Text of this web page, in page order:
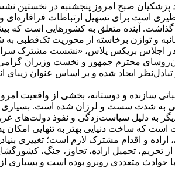
پزشکیان صبح امروز پنجشنبه در نخستین
است برای تسهیل ارتباطات
آینده متعلق به کشورهایی است که
یکجانبه و توازن برخاسته از محوریت
در اجلاس بریکس پلاس، «نشست مشترک
روسای محترم جمهور و نخست وزیران
ایجاد شده و بر اساس عنوان زیبای
سازنده و دوستانه، بخشی از واقعیت
به شدت سست و لرزان شده است. بسیاری از
به دلیل سیاست‌زدگی و نفوذ دولت‌های
که ساخت دنیایی بهتر به تنهایی امکان
اراده و اقدام مشترک لازم است؛ تغییری
تحریم، تحمیل اراده، تجاوز، جنگ،
حوادث متعددی روبرو بوده است و بسیاری